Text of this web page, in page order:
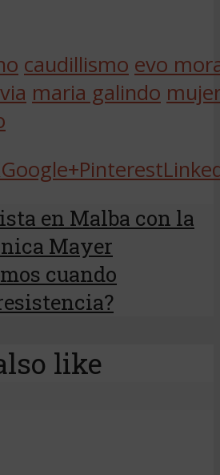
caudillismo evo
maria galindo
Google+Pinterest
en Malba con la
Mayer
cuando
like